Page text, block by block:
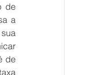
de
a
de